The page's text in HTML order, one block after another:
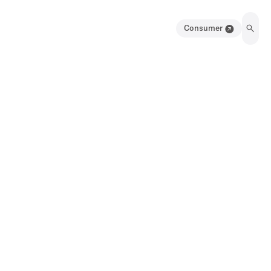
Consumer